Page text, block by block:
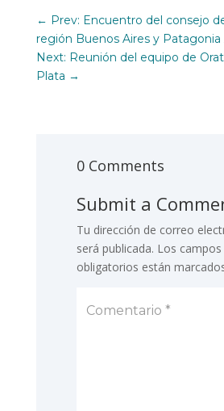
← Prev: Encuentro del consejo
región Buenos Aires y Patagonia
Next: Reunión del equipo de
Plata →
0 Comments
Submit a
Tu dirección de correo
será publicada. Los campos
obligatorios están